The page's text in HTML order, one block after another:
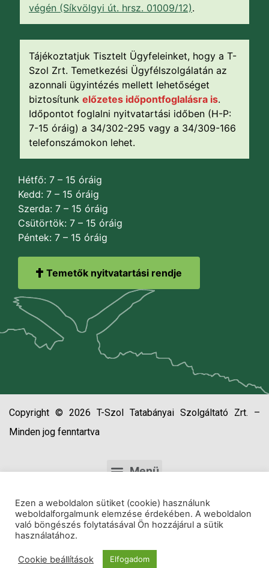
végén (Síkvölgyi út. hrsz. 01009/12).
Tájékoztatjuk Tisztelt Ügyfeleinket, hogy a T-
Szol Zrt. Temetkezési Ügyfélszolgálatán az
azonnali ügyintézés mellett lehetőséget
biztosítunk előzetes időpontfoglalásra is.
Időpontot foglalni nyitvatartási időben (H-P:
7-15 óráig) a 34/302-295 vagy a 34/309-166
telefonszámokon lehet.
Hétfő: 7 – 15 óráig
Kedd: 7 – 15 óráig
Szerda: 7 – 15 óráig
Csütörtök: 7 – 15 óráig
Péntek: 7 – 15 óráig
Temetők nyitvatartási rendje
Copyright © 2026 T-Szol Tatabányai Szolgáltató Zrt. –
Minden jog fenntartva
Ezen a weboldalon sütiket (cookie) használunk
weboldalforgalmunk elemzése érdekében. A weboldalon
való böngészés folytatásával Ön hozzájárul a sütik
használatához.
Cookie beállítások Elfogadom